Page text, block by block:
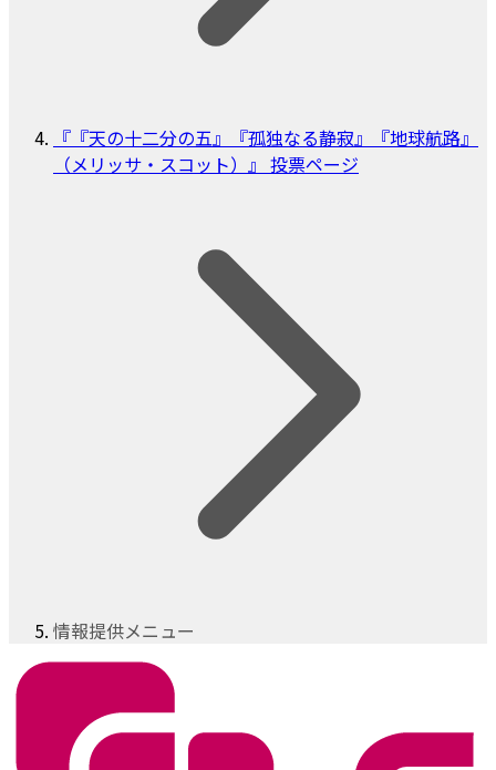
『『天の十二分の五』『孤独なる静寂』『地球航路』
（メリッサ・スコット）』 投票ページ
情報提供メニュー